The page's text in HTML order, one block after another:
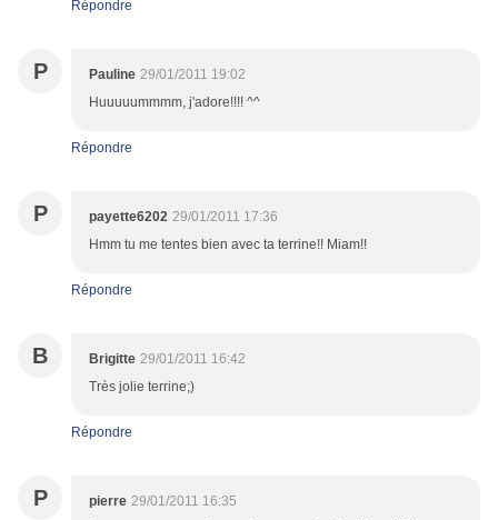
Répondre
P Pauline 29/01/2011 19:02
Huuuuummmm, j'adore!!!! ^^
Répondre
P payette6202 29/01/2011 17:36
Hmm tu me tentes bien avec ta terrine!! Miam!!
Répondre
B Brigitte 29/01/2011 16:42
Très jolie terrine;)
Répondre
P pierre 29/01/2011 16:35